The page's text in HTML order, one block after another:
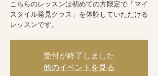
こちらのレッスンは初めての方限定で「マイ
スタイル発見クラス」を体験していただける
レッスンです。
受付が終了しました
他のイベントを見る